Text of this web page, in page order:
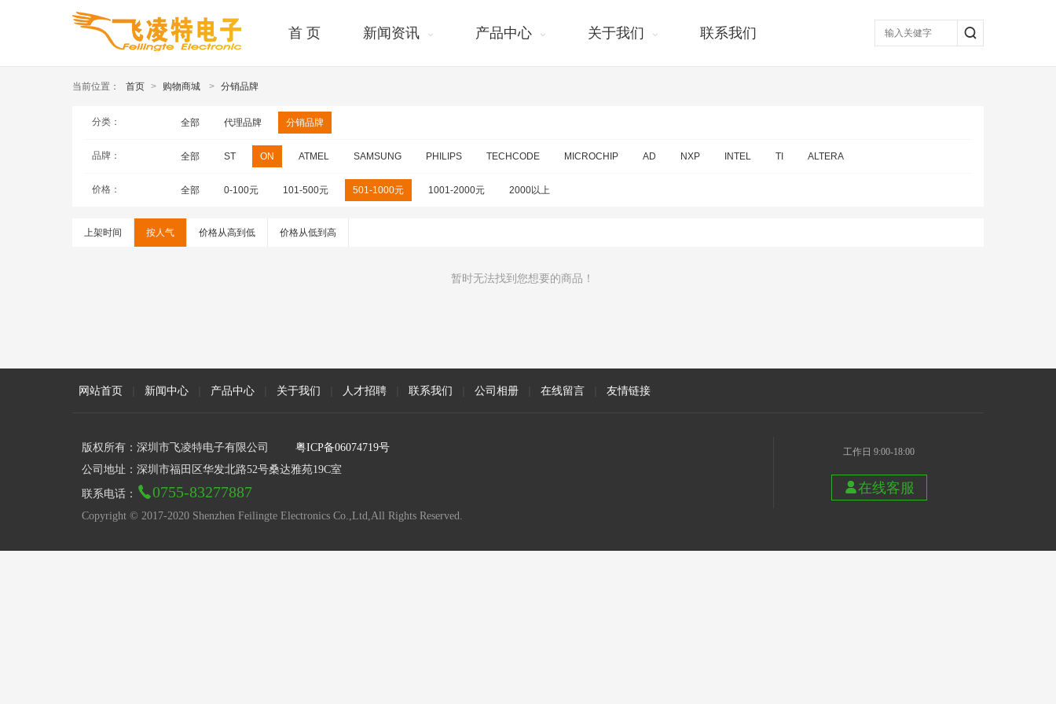
首 页 新闻资讯 产品中心 关于我们 联系我们
当前位置： 首页 > 购物商城 > 分销品牌
分类： 全部 代理品牌 分销品牌
品牌： 全部 ST ON ATMEL SAMSUNG PHILIPS TECHCODE MICROCHIP AD NXP INTEL TI ALTERA
价格： 全部 0-100元 101-500元 501-1000元 1001-2000元 2000以上
上架时间 按人气 价格从高到低 价格从低到高
暂时无法找到您想要的商品！
网站首页 新闻中心 产品中心 关于我们 人才招聘 联系我们 公司相册 在线留言 友情链接
版权所有：深圳市飞凌特电子有限公司
粤ICP备06074719号
公司地址：深圳市福田区华发北路52号桑达雅苑19C室
联系电话： 0755-83277887
Copyright © 2017-2020 Shenzhen Feilingte Electronics Co.,Ltd,All Rights Reserved.
工作日 9:00-18:00
在线客服